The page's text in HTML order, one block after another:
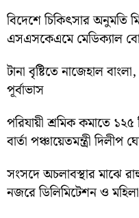
বিদেশে চিকিৎসার অনুমতি
এসএসকেএমে মেডিক্যাল
টানা বৃষ্টিতে নাজেহাল
পূর্বাভাস
পরিযায়ী শ্রমিক কমাতে
বার্তা পঞ্চায়েতমন্ত্রী দিলীপ
সংসদে অচলাবস্থার মাঝে
নজরে ডিলিমিটেশন ও